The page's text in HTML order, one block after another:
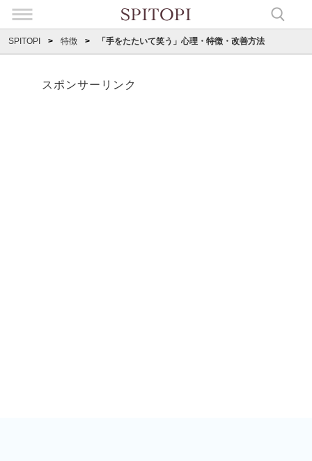
SPITOPI 特徴 「手をたたいて笑う」心理・特徴・改善方法
スポンサーリンク